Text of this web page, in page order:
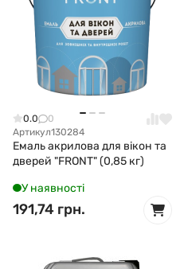
0.0
0
Артикул130284
Емаль акрилова для вікон та
дверей "FRONT" (0,85 кг)
У наявності
191,74 грн.